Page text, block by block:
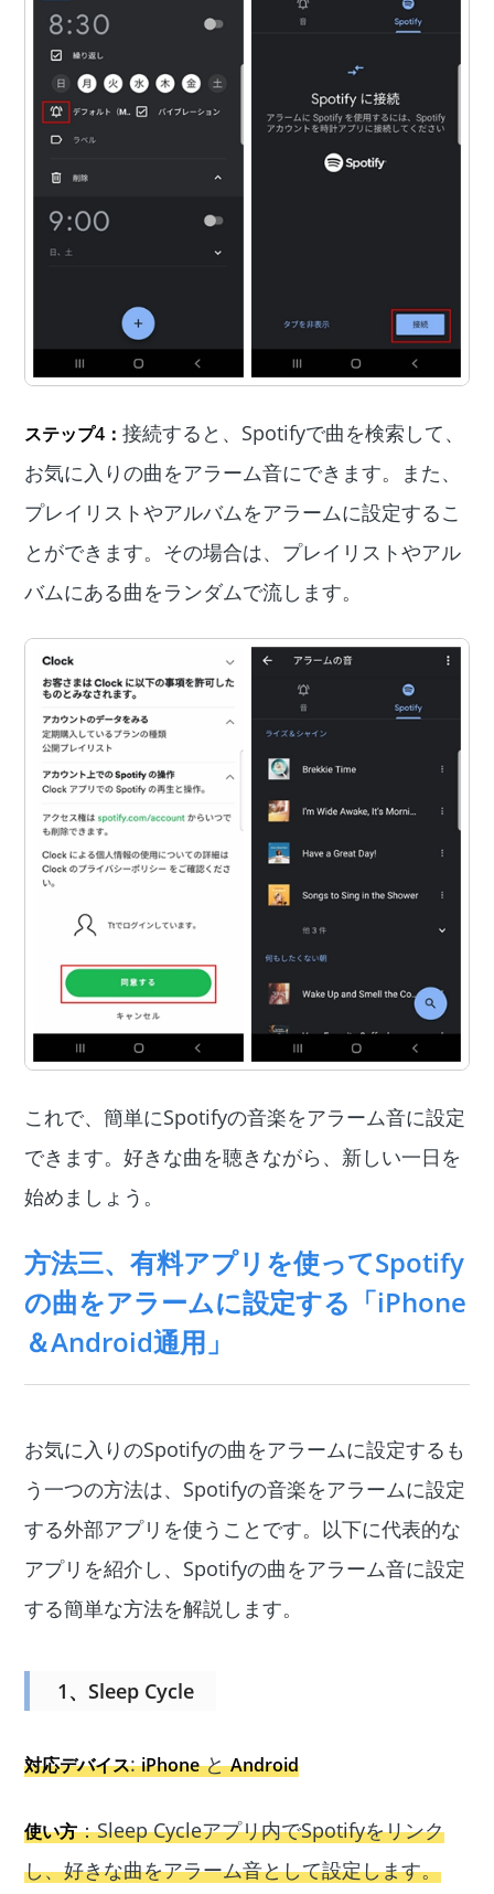
ステップ4：接続すると、Spotifyで曲を検索して、
お気に入りの曲をアラーム音にできます。また、
プレイリストやアルバムをアラームに設定するこ
とができます。その場合は、プレイリストやアル
バムにある曲をランダムで流します。
これで、簡単にSpotifyの音楽をアラーム音に設定
できます。好きな曲を聴きながら、新しい一日を
始めましょう。
方法三、有料アプリを使ってSpotify
の曲をアラームに設定する「iPhone
＆Android通用」
お気に入りのSpotifyの曲をアラームに設定するも
う一つの方法は、Spotifyの音楽をアラームに設定
する外部アプリを使うことです。以下に代表的な
アプリを紹介し、Spotifyの曲をアラーム音に設定
する簡単な方法を解説します。
1、Sleep Cycle
対応デバイス:iPhoneとAndroid
使い方：Sleep Cycleアプリ内でSpotifyをリンク
し、好きな曲をアラーム音として設定します。